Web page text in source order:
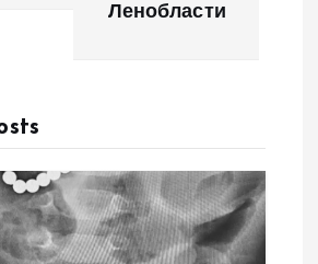
Ленобласти